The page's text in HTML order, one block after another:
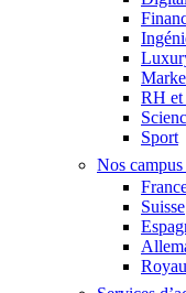
RH et
Sport
Nos
Suisse